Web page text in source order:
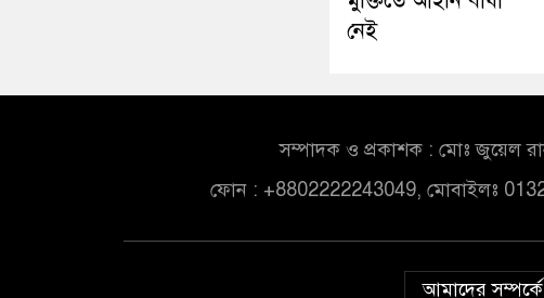
নেই
সম্পাদক ও প্রকাশক : মোঃ জুয়েল
ফোন : +8802222243049, মোবাইলঃ
আমাদের সম্পর্কে